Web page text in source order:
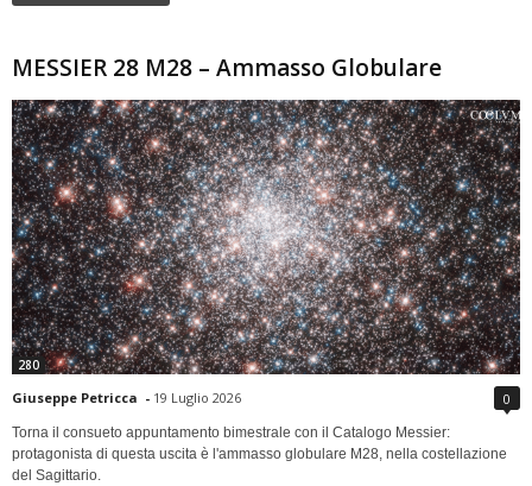
MESSIER 28 M28 – Ammasso Globulare
280
Giuseppe Petricca - 19 Luglio 2026 0
Torna il consueto appuntamento bimestrale con il Catalogo Messier:
protagonista di questa uscita è l'ammasso globulare M28, nella costellazione
del Sagittario.